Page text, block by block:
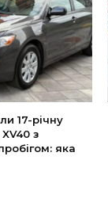
17-річну
з
яка